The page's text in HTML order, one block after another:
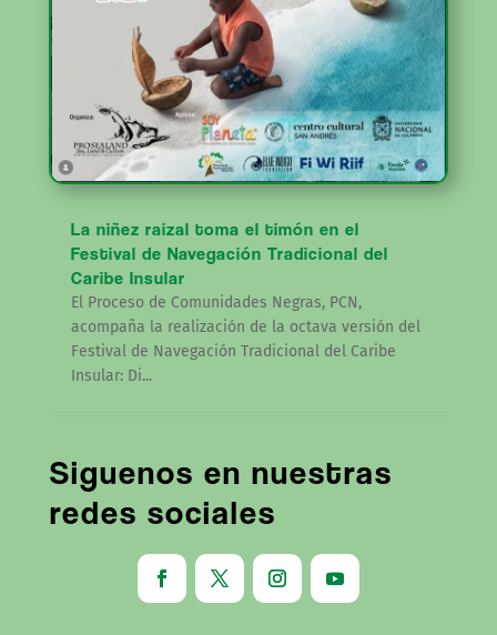
La niñez raizal toma el timón en el
Festival de Navegación Tradicional del
Caribe Insular
El Proceso de Comunidades Negras, PCN,
acompaña la realización de la octava versión del
Festival de Navegación Tradicional del Caribe
Insular: Di...
Siguenos en nuestras
redes sociales